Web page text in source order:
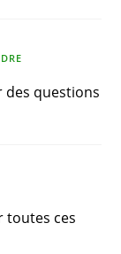
des questions
toutes ces